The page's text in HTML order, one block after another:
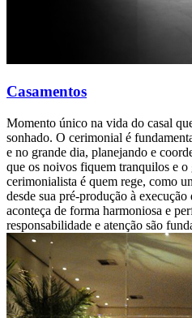
Casamentos
Momento único na vida do casal
sonhado. O cerimonial é
e no grande dia, planejando e
que os noivos fiquem tranquilos e
cerimonialista é quem rege, como
desde sua pré-produção à
aconteça de forma harmoniosa e
responsabilidade e atenção são